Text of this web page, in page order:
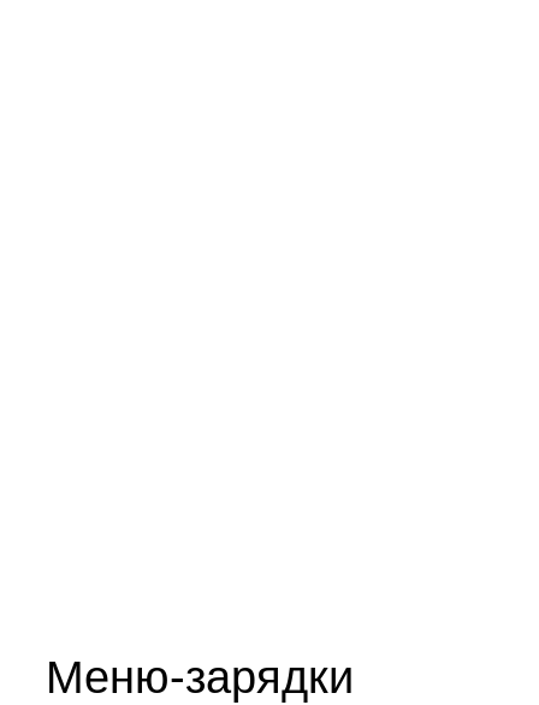
Меню-зарядки